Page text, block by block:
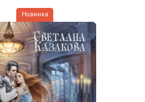
Новинка